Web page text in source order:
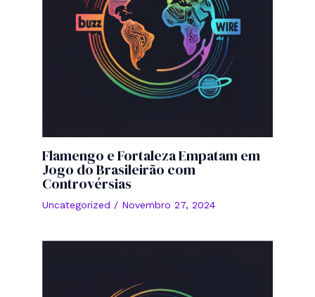
Flamengo e Fortaleza Empatam em
Jogo do Brasileirão com
Controvérsias
Uncategorized / Novembro 27, 2024